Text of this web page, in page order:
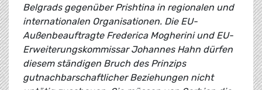
Belgrads gegenüber Prishtina in regionalen und
internationalen Organisationen. Die EU-
Außenbeauftragte Frederica Mogherini und EU-
Erweiterungskommissar Johannes Hahn dürfen
diesem ständigen Bruch des Prinzips
gutnachbarschaftlicher Beziehungen nicht